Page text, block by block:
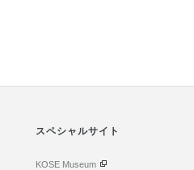
スペシャルサイト
KOSE Museum